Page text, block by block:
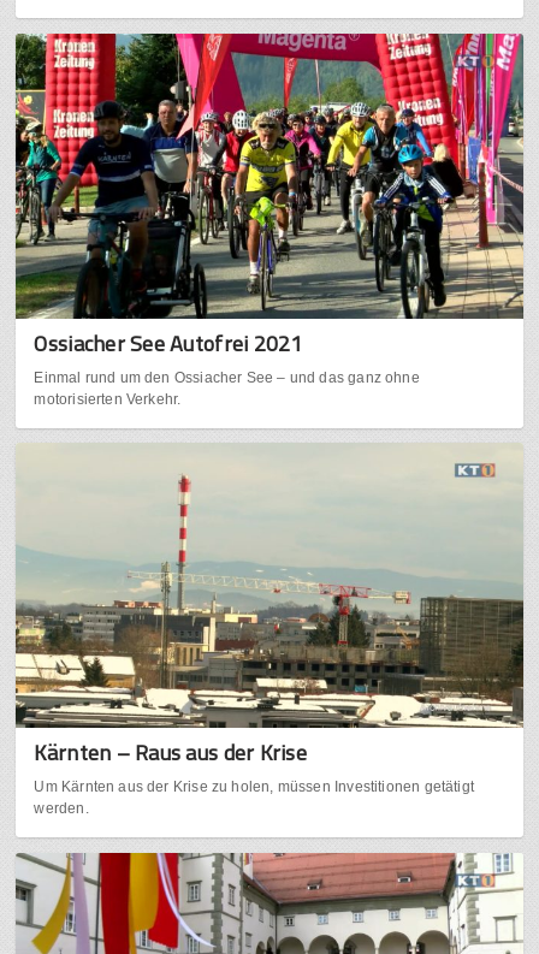
Ossiacher See Autofrei 2021
Einmal rund um den Ossiacher See – und das ganz ohne
motorisierten Verkehr.
Kärnten – Raus aus der Krise
Um Kärnten aus der Krise zu holen, müssen Investitionen getätigt
werden.